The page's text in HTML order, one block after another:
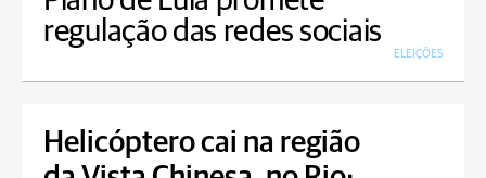
regulação das redes sociais
ELEIÇÕES
Helicóptero cai na região